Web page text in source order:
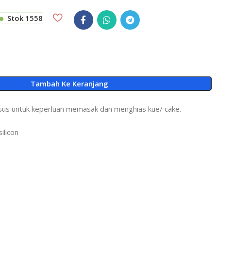
Stok 1558
Tambah Ke Keranjang
untuk keperluan memasak dan menghias kue/ cake.